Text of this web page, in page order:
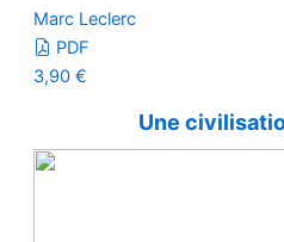
Marc Leclerc
PDF
3,90 €
Une